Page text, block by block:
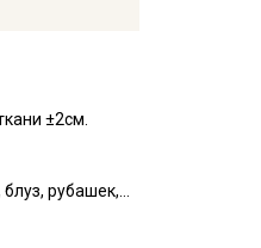
±2см.
рубашек,
при